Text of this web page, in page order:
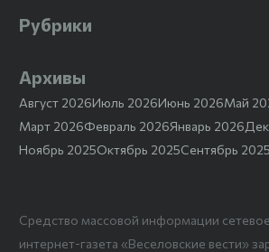
Рубрики
Архивы
Август 2026Июль 2026Июнь 2026Май
Март 2026Февраль 2026Январь 2026
Ноябрь 2025Октябрь 2025Сентябрь 2025
Средство массовой информации
интернет-газета «Веселовские вести»